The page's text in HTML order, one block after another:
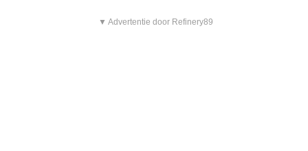
▼ Advertentie door Refinery89